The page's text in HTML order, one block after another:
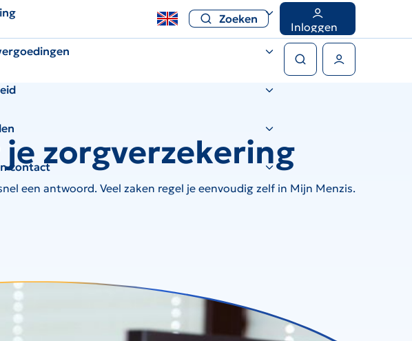
Zoeken
Inloggen
contactzorgverzekering
een antwoord. Veel zaken regel je eenvoudig zelf in Mijn Menzis.